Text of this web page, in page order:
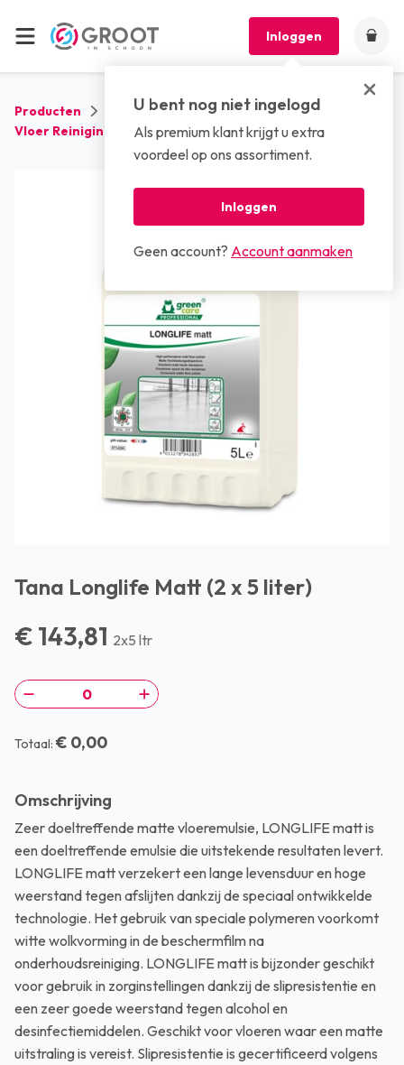
Inloggen
U bent nog niet ingelogd
Als premium klant krijgt u extra
voordeel op ons assortiment.
Inloggen
Geen account? Account aanmaken
Producten
Reinigingsmiddelen
Vloer Reinigingsmiddelen
Tana Longlife Matt (2 x 5 liter)
Tana Longlife Matt (2 x 5 liter)
€ 143,81 2x5 ltr
Totaal: € 0,00
Omschrijving
Zeer doeltreffende matte vloeremulsie, LONGLIFE matt is
een doeltreffende emulsie die uitstekende resultaten levert.
LONGLIFE matt verzekert een lange levensduur en hoge
weerstand tegen afslijten dankzij de speciaal ontwikkelde
technologie. Het gebruik van speciale polymeren voorkomt
witte wolkvorming in de beschermfilm na
onderhoudsreiniging. LONGLIFE matt is bijzonder geschikt
voor gebruik in zorginstellingen dankzij de slipresistentie en
een zeer goede weerstand tegen alcohol en
desinfectiemiddelen. Geschikt voor vloeren waar een matte
uitstraling is vereist. Slipresistentie is gecertificeerd volgens